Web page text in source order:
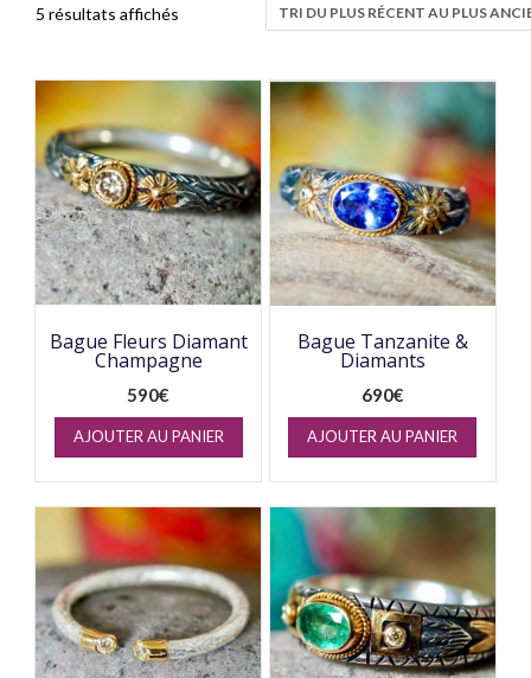
5 résultats affichés
Bague Fleurs Diamant
Champagne
590€
AJOUTER AU PANIER
Bague Tanzanite &
Diamants
690€
AJOUTER AU PANIER